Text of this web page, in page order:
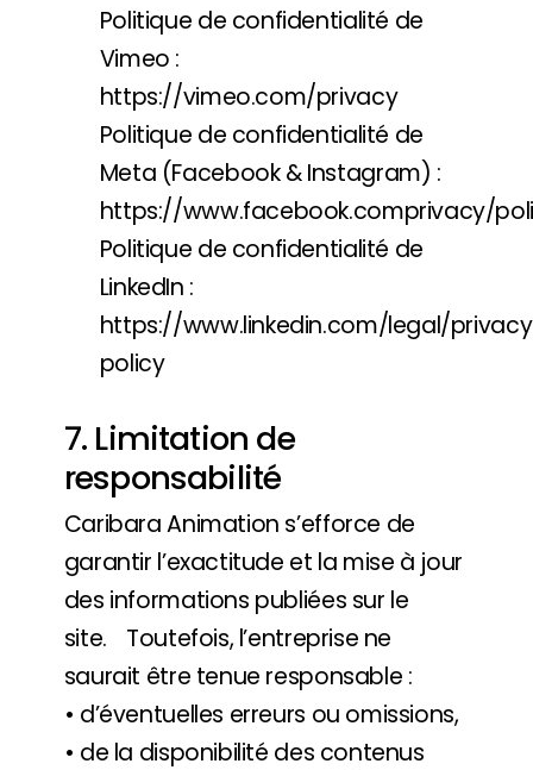
Politique de confidentialité de
Vimeo :
https://vimeo.com/privacy
Politique de confidentialité de
Meta (Facebook & Instagram) :
https://www.facebook.comprivacy/
Politique de confidentialité de
LinkedIn :
https://www.linkedin.com/legal/
policy
7. Limitation de
responsabilité
Caribara Animation s’efforce de
garantir l’exactitude et la mise à jour
des informations publiées sur le
site. Toutefois, l’entreprise ne
saurait être tenue responsable :
• d’éventuelles erreurs ou omissions,
• de la disponibilité des contenus